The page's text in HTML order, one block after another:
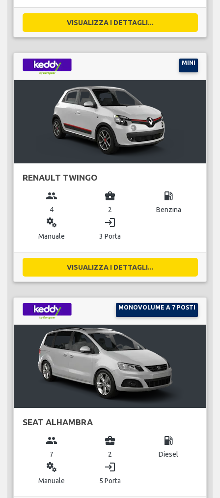
VISUALIZZA I DETTAGLI...
MINI
RENAULT TWINGO
group
4
business_center
2
local_gas_station
Benzina
miscellaneous_services
Manuale
login
3 Porta
VISUALIZZA I DETTAGLI...
MONOVOLUME A 7 POSTI
SEAT ALHAMBRA
group
7
business_center
2
local_gas_station
Diesel
miscellaneous_services
Manuale
login
5 Porta